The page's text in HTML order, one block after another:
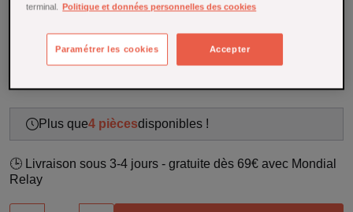
En savoir plus
Stock limité
Plus que4 piècesdisponibles !
🕒 Livraison sous 3-4 jours - gratuite dès 69€ avec Mondial
Relay
terminal.
Politique et données personnelles des cookies
Accepter
Paramétrer les cookies